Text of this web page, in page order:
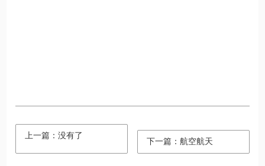
上一篇：没有了
下一篇：航空航天